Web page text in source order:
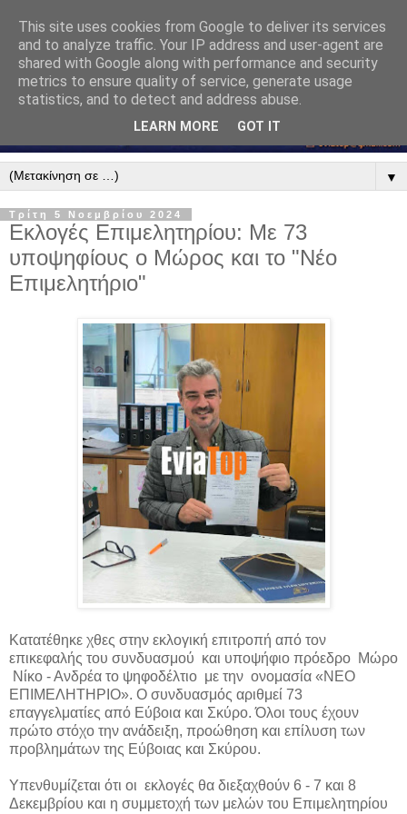
▼
Τρίτη 5 Νοεμβρίου 2024
Εκλογές Επιμελητηρίου: Με 73
υποψηφίους ο Μώρος και το "Νέο
Επιμελητήριο"
Κατατέθηκε χθες στην εκλογική επιτροπή από τον
επικεφαλής του συνδυασμού και υποψήφιο πρόεδρο Μώρο
Νίκο - Ανδρέα το ψηφοδέλτιο με την ονομασία «ΝΕΟ
ΕΠΙΜΕΛΗΤΗΡΙΟ». Ο συνδυασμός αριθμεί 73
επαγγελματίες από Εύβοια και Σκύρο. Όλοι τους έχουν
πρώτο στόχο την ανάδειξη, προώθηση και επίλυση των
προβλημάτων της Εύβοιας και Σκύρου.
Υπενθυμίζεται ότι οι εκλογές θα διεξαχθούν 6 - 7 και 8
Δεκεμβρίου και η συμμετοχή των μελών του Επιμελητηρίου
This site uses cookies from Google to deliver its services
and to analyze traffic. Your IP address and user-agent are
shared with Google along with performance and security
metrics to ensure quality of service, generate usage
statistics, and to detect and address abuse.
LEARN MORE GOT IT